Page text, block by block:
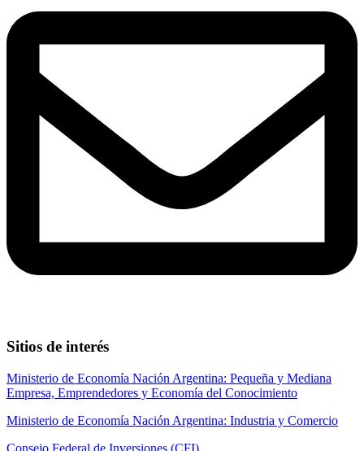
Sitios de interés
Ministerio de Economía Nación Argentina: Pequeña y Mediana
Empresa, Emprendedores y Economía del Conocimiento
Ministerio de Economía Nación Argentina: Industria y Comercio
Consejo Federal de Inversiones (CFI)